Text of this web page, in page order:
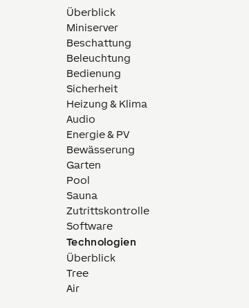
Überblick
Miniserver
Beschattung
Beleuchtung
Bedienung
Sicherheit
Heizung & Klima
Audio
Energie & PV
Bewässerung
Garten
Pool
Sauna
Zutrittskontrolle
Software
Technologien
Überblick
Tree
Air